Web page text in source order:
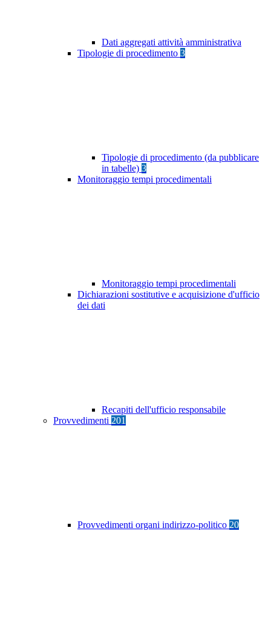
Dati aggregati attività amministrativa
Tipologie di procedimento 3
Tipologie di procedimento (da pubblicare
in tabelle) 3
Monitoraggio tempi procedimentali
Monitoraggio tempi procedimentali
Dichiarazioni sostitutive e acquisizione d'ufficio
dei dati
Recapiti dell'ufficio responsabile
Provvedimenti 201
Provvedimenti organi indirizzo-politico 20